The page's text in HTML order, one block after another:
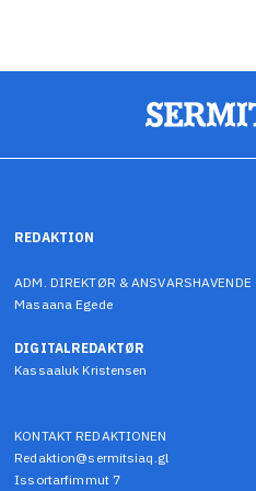
REDAKTION
ADM. DIREKTØR & ANSVARSHAVENDE
Masaana Egede
DIGITALREDAKTØR
Kassaaluk Kristensen
KONTAKT REDAKTIONEN
Redaktion@sermitsiaq.gl
Issortarfimmut 7